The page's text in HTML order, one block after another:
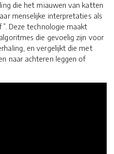
die het miauwen van katten
menselijke interpretaties als
Deze technologie maakt
die gevoelig zijn voor
en vergelijkt die met
naar achteren leggen of